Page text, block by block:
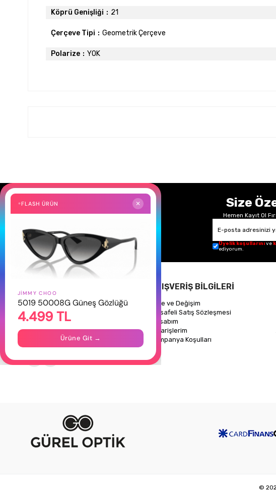
Köprü Genişliği 21
Çerçeve Tipi Geometrik Çerçeve
Polarize YOK
Size
Hemen Kayıt Ol
Üyelik koşullarınıve
ediyorum.
Hakkımızda
Gizlilik Politikası
İletişim
Mağazalarımız
Takipte Kal
ALIŞVERİŞ BİLGİLERİ
İade ve Değişim
Mesafeli Satış Sözleşmesi
Hesabım
Siparişlerim
Kampanya Koşulları
©
FLASH ÜRÜN ✕
JIMMY CHOO
5019 50008G Güneş Gözlüğü
4.499 TL
Ürüne Git →